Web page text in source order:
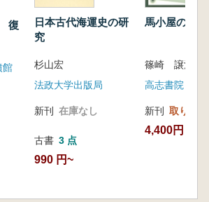
復
館
日本古代海運史の研
究
杉山宏
法政大学出版局
新刊 在庫なし
古書 3 点
990 円~
馬小屋の考
篠崎 譲治 著
高志書院
新刊 取り寄せ
4,400円